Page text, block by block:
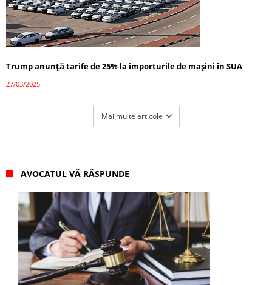
Trump anunță tarife de 25% la importurile de mașini în SUA
27/03/2025
Mai multe articole
AVOCATUL VĂ RĂSPUNDE